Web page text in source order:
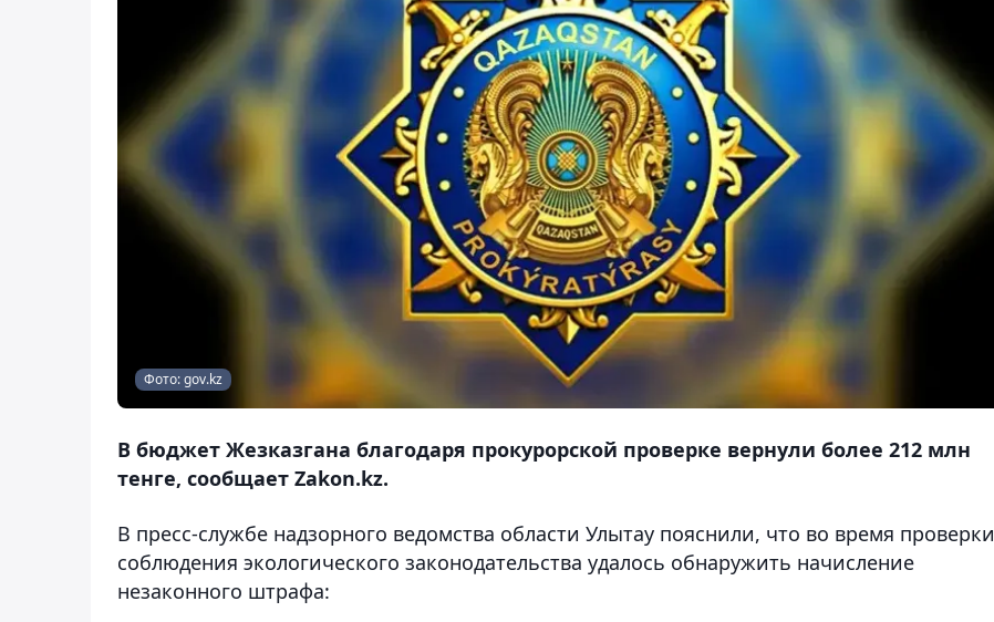
Фото: gov.kz
В бюджет Жезказгана благодаря прокурорской проверке вернули более 212 млн
тенге, сообщает Zakon.kz.
В пресс-службе надзорного ведомства области Улытау пояснили, что во время проверки
соблюдения экологического законодательства удалось обнаружить начисление
незаконного штрафа: